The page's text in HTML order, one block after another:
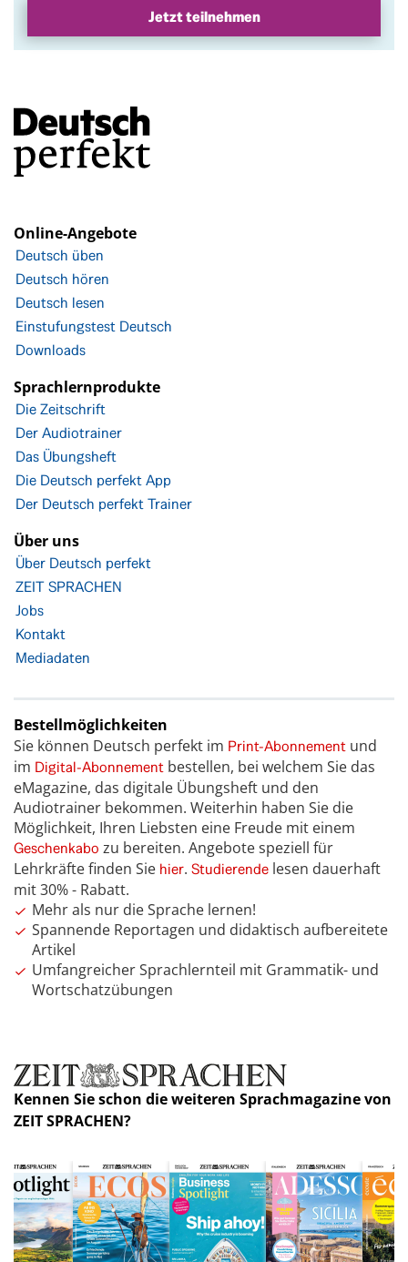
Jetzt teilnehmen
Online-Angebote
Deutsch üben
Deutsch hören
Deutsch lesen
Einstufungstest Deutsch
Downloads
Sprachlernprodukte
Die Zeitschrift
Der Audiotrainer
Das Übungsheft
Die Deutsch perfekt App
Der Deutsch perfekt Trainer
Über uns
Über Deutsch perfekt
ZEIT SPRACHEN
Jobs
Kontakt
Mediadaten
Bestellmöglichkeiten
Sie können Deutsch perfekt im Print-Abonnement und
im Digital-Abonnement bestellen, bei welchem Sie das
eMagazine, das digitale Übungsheft und den
Audiotrainer bekommen. Weiterhin haben Sie die
Möglichkeit, Ihren Liebsten eine Freude mit einem
Geschenkabo zu bereiten. Angebote speziell für
Lehrkräfte finden Sie hier. Studierende lesen dauerhaft
mit 30% - Rabatt.
Mehr als nur die Sprache lernen!
Spannende Reportagen und didaktisch aufbereitete
Artikel
Umfangreicher Sprachlernteil mit Grammatik- und
Wortschatzübungen
Kennen Sie schon die weiteren Sprachmagazine von
ZEIT SPRACHEN?